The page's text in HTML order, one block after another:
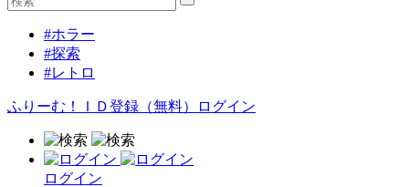
#ホラー
#探索
#レトロ
ふりーむ！ＩＤ登録（無料） ログイン
ログイン